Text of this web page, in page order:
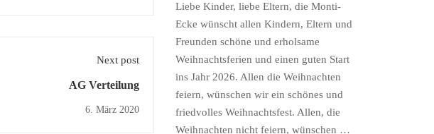
Next post
AG Verteilung
6. März 2020
Liebe Kinder, liebe Eltern, die Monti-
Ecke wünscht allen Kindern, Eltern und
Freunden schöne und erholsame
Weihnachtsferien und einen guten Start
ins Jahr 2026. Allen die Weihnachten
feiern, wünschen wir ein schönes und
friedvolles Weihnachtsfest. Allen, die
Weihnachten nicht feiern, wünschen …